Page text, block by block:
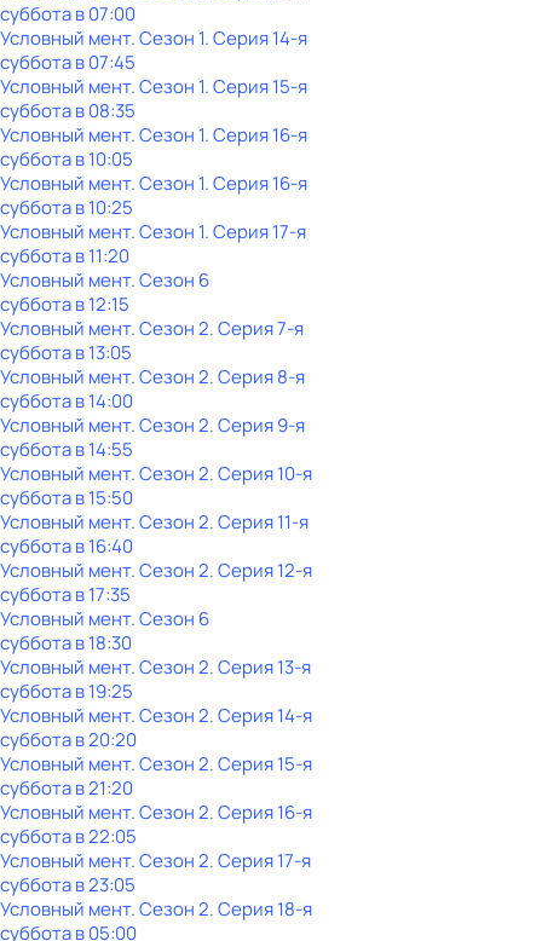
субботав07:00
Условный мент. Сезон 1. Серия 14-я
субботав07:45
Условный мент. Сезон 1. Серия 15-я
субботав08:35
Условный мент. Сезон 1. Серия 16-я
субботав10:05
Условный мент. Сезон 1. Серия 16-я
субботав10:25
Условный мент. Сезон 1. Серия 17-я
субботав11:20
Условный мент. Сезон 6
субботав12:15
Условный мент. Сезон 2. Серия 7-я
субботав13:05
Условный мент. Сезон 2. Серия 8-я
субботав14:00
Условный мент. Сезон 2. Серия 9-я
субботав14:55
Условный мент. Сезон 2. Серия 10-я
субботав15:50
Условный мент. Сезон 2. Серия 11-я
субботав16:40
Условный мент. Сезон 2. Серия 12-я
субботав17:35
Условный мент. Сезон 6
субботав18:30
Условный мент. Сезон 2. Серия 13-я
субботав19:25
Условный мент. Сезон 2. Серия 14-я
субботав20:20
Условный мент. Сезон 2. Серия 15-я
субботав21:20
Условный мент. Сезон 2. Серия 16-я
субботав22:05
Условный мент. Сезон 2. Серия 17-я
субботав23:05
Условный мент. Сезон 2. Серия 18-я
субботав05:00